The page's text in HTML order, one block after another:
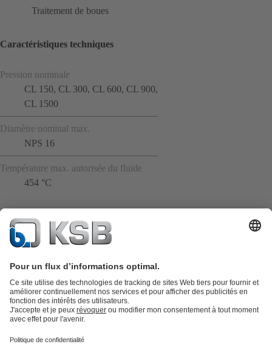
Traitement de boues
Caractéristiques techniques
Pression nominale
CL 150, CL 300, CL 600, CL 900,
CL 1500
Diamètre nominal max.
NPS 16
Température max. autorisée du fluide
454 °C